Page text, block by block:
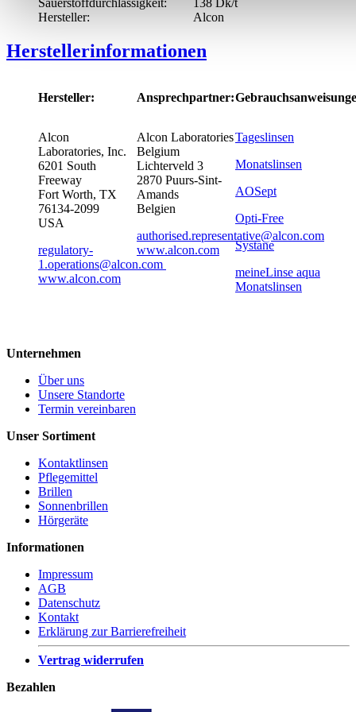
Hersteller:
Alcon
Herstellerinformationen
Hersteller:
Alcon
Laboratories, Inc.
6201 South
Freeway
Fort Worth, TX
76134-2099
USA
regulatory-
1.operations@alcon.com
www.alcon.com
Ansprechpartner:
Alcon Laboratories
Belgium
Lichterveld 3
2870 Puurs-Sint-
Amands
Belgien
authorised.representative@alcon.com
www.alcon.com
Tageslinsen
Monatslinsen
AOSept
Opti-Free
Systane
meineLinse aqua
Monatslinsen
Unternehmen
Über uns
Unsere Standorte
Termin vereinbaren
Unser Sortiment
Kontaktlinsen
Pflegemittel
Brillen
Sonnenbrillen
Hörgeräte
Informationen
Impressum
AGB
Datenschutz
Kontakt
Erklärung zur Barrierefreiheit
Vertrag widerrufen
Bezahlen